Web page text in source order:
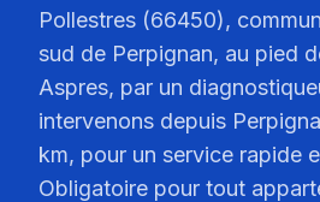
Pollestres (66450),
sud de Perpignan, au pied
Aspres, par un
intervenons depuis
km, pour un service rapide
Obligatoire pour tout